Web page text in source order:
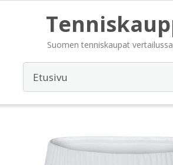
Suomen tenniskaupat vertailussa